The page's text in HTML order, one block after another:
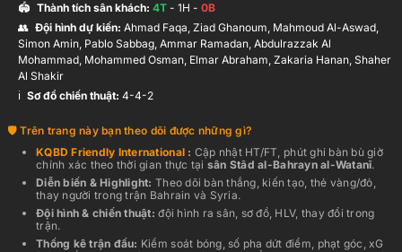
🏟️ Thành tích sân khách: 4T - 1H - 0B
👥 Đội hình dự kiến: Ahmad Faqa, Ziad Ghanoum, Mahmoud Al-Aswad,
Simon Amin, Pablo Sabbag, Ammar Ramadan, Abdulrazzak Al
Mohammad, Mohammed Osman, Elmar Abraham, Zakaria Hanan, Shaher
Al Shakir
ℹ️️ Sơ đồ chiến thuật: 4-4-2
Trên trang này bạn theo dõi được những gì?
KQBDFriendly International : Cập nhật HT/FT, phút ghi bàn bù giờ
chính xác theo thời gian thực tại sân Stād al-Bahrayn al-Watanī.
Diễn biến & Highlight: Theo dõi bàn thắng, kiến tạo, thẻ vàng/đỏ,
thay người trong trận Bahrain và Syria.
Đội hình & chiến thuật:đội hình ra sân, sơ đồ, HLV, thay đổi trong
trận.
Thống kê trận đấu: Kiểm soát bóng, số pha dứt điểm, phạt góc, xG